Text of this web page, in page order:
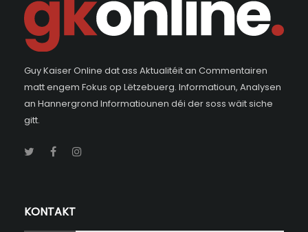
Guy Kaiser Online dat ass Aktualitéit an Commentairen
matt engem Fokus op Lëtzebuerg. Informatioun, Analysen
an Hannergrond Informatiounen déi der soss wäit siche
gitt.
KONTAKT